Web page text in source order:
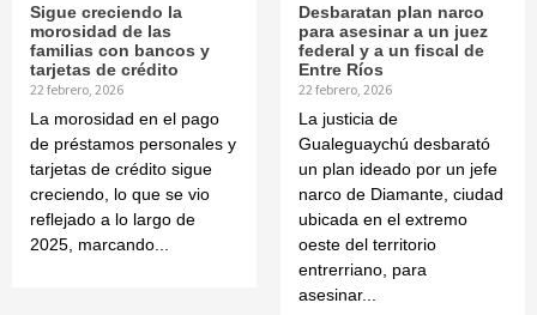
Sigue creciendo la
morosidad de las
familias con bancos y
tarjetas de crédito
22 febrero, 2026
La morosidad en el pago
de préstamos personales y
tarjetas de crédito sigue
creciendo, lo que se vio
reflejado a lo largo de
2025, marcando...
Desbaratan plan narco
para asesinar a un juez
federal y a un fiscal de
Entre Ríos
22 febrero, 2026
La justicia de
Gualeguaychú desbarató
un plan ideado por un jefe
narco de Diamante, ciudad
ubicada en el extremo
oeste del territorio
entrerriano, para
asesinar...